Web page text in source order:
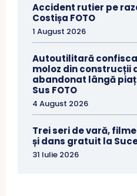
Accident rutier pe
Costișa FOTO
1 August 2026
Autoutilitară
moloz din construcții
abandonat lângă
Sus FOTO
4 August 2026
Trei seri de vară,
și dans gratuit la
31 Iulie 2026